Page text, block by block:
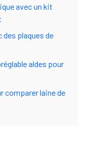
avec un kit
des plaques de
aldes pour
comparer laine de